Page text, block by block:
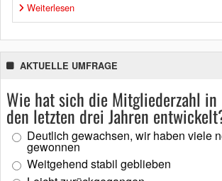
Weiterlesen
AKTUELLE UMFRAGE
Wie hat sich die Mitgliederzahl
den letzten drei Jahren
Deutlich gewachsen, wir haben viele
gewonnen
Weitgehend stabil geblieben